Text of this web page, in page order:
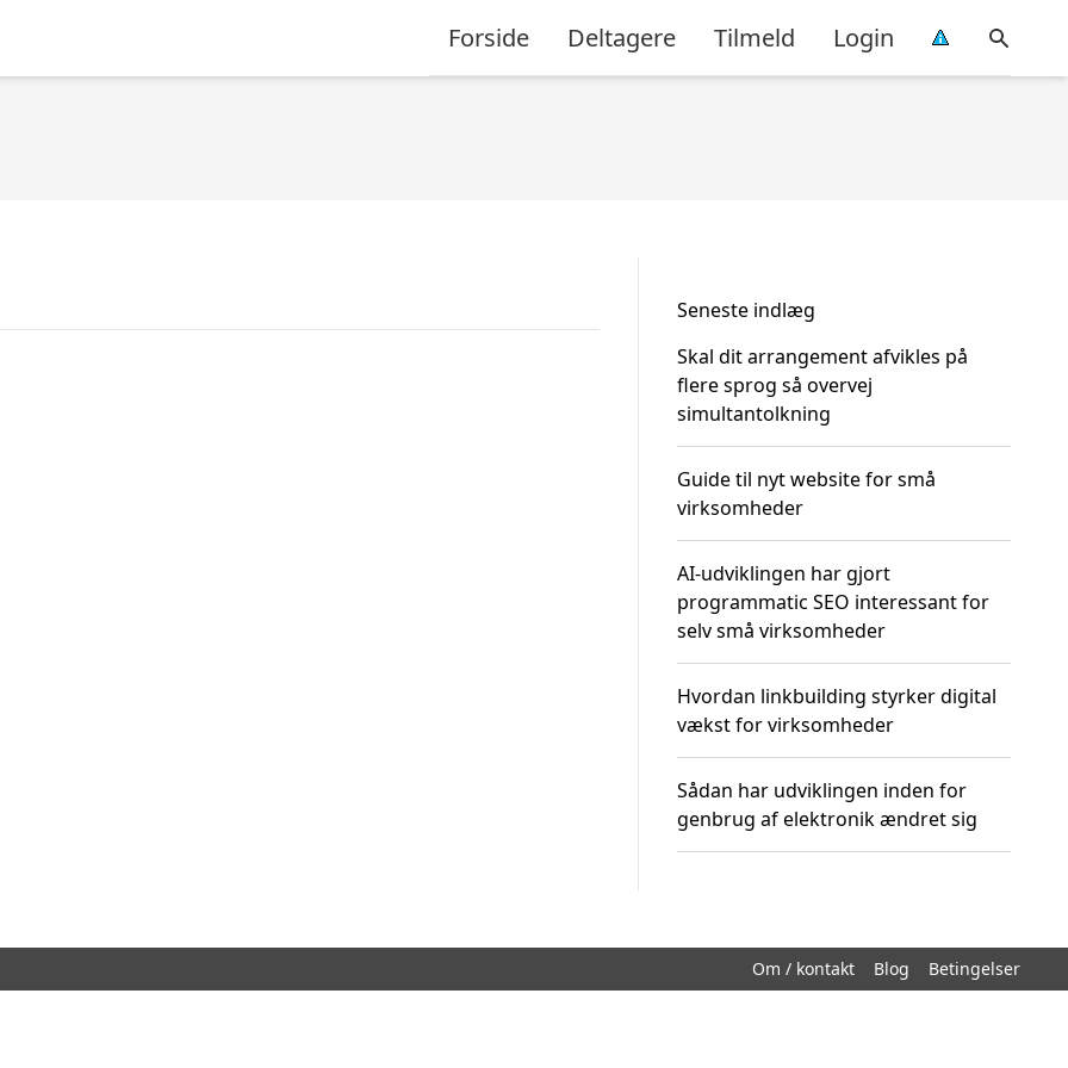
Forside Deltagere Tilmeld Login
Seneste indlæg
Skal dit arrangement afvikles på
flere sprog så overvej
simultantolkning
Guide til nyt website for små
virksomheder
AI-udviklingen har gjort
programmatic SEO interessant for
selv små virksomheder
Hvordan linkbuilding styrker digital
vækst for virksomheder
Sådan har udviklingen inden for
genbrug af elektronik ændret sig
Om / kontakt Blog Betingelser